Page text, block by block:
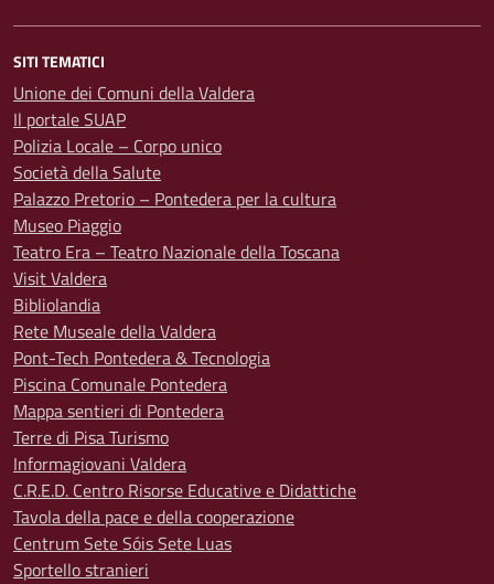
SITI TEMATICI
Unione dei Comuni della Valdera
Il portale SUAP
Polizia Locale – Corpo unico
Società della Salute
Palazzo Pretorio – Pontedera per la cultura
Museo Piaggio
Teatro Era – Teatro Nazionale della Toscana
Visit Valdera
Bibliolandia
Rete Museale della Valdera
Pont-Tech Pontedera & Tecnologia
Piscina Comunale Pontedera
Mappa sentieri di Pontedera
Terre di Pisa Turismo
Informagiovani Valdera
C.R.E.D. Centro Risorse Educative e Didattiche
Tavola della pace e della cooperazione
Centrum Sete Sóis Sete Luas
Sportello stranieri